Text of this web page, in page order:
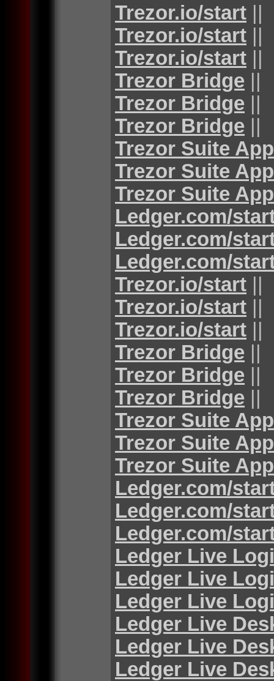
Trezor.io/start ||
Trezor.io/start ||
Trezor.io/start ||
Trezor Bridge ||
Trezor Bridge ||
Trezor Bridge ||
Trezor Suite App
Trezor Suite App
Trezor Suite App
Ledger.com/
Ledger.com/
Ledger.com/
Trezor.io/start ||
Trezor.io/start ||
Trezor.io/start ||
Trezor Bridge ||
Trezor Bridge ||
Trezor Bridge ||
Trezor Suite App
Trezor Suite App
Trezor Suite App
Ledger.com/
Ledger.com/
Ledger.com/
Ledger Live
Ledger Live
Ledger Live
Ledger Live
Ledger Live
Ledger Live